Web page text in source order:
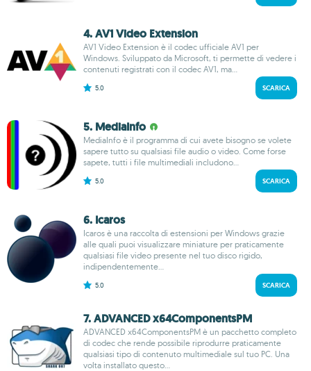
4. AV1 Video Extension
AV1 Video Extension è il codec ufficiale AV1 per
Windows. Sviluppato da Microsoft, ti permette di vedere i
contenuti registrati con il codec AV1, ma...
5.0 SCARICA
5. MediaInfo
MediaInfo è il programma di cui avete bisogno se volete
sapere tutto su qualsiasi file audio o video. Come forse
sapete, tutti i file multimediali includono...
5.0 SCARICA
6. Icaros
Icaros è una raccolta di estensioni per Windows grazie
alle quali puoi visualizzare miniature per praticamente
qualsiasi file video presente nel tuo disco rigido,
indipendentemente...
5.0 SCARICA
7. ADVANCED x64ComponentsPM
ADVANCED x64ComponentsPM è un pacchetto completo
di codec che rende possibile riprodurre praticamente
qualsiasi tipo di contenuto multimediale sul tuo PC. Una
volta installato questo...